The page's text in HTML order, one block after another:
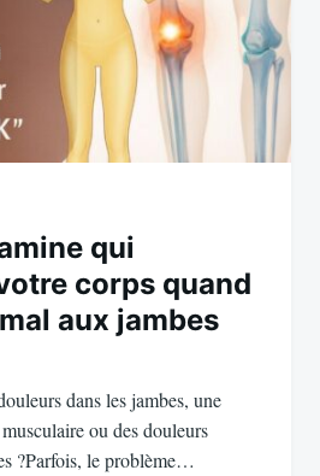
qui
corps quand
aux jambes
dans les jambes, une
ou des douleurs
?Parfois, le problème…